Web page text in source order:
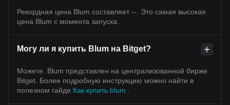
Рекордная цена Blum составляет --. Это самая высокая
цена Blum с момента запуска.
Могу ли я купить Blum на Bitget?
Можете. Blum представлен на централизованной бирже
Bitget. Более подробную инструкцию можно найти в
полезном гайде Как купить blum